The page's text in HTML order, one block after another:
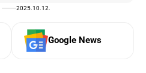
2025.10.12.
Google News